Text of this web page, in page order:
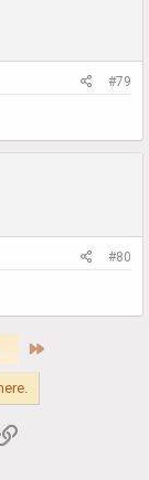
#79
#80